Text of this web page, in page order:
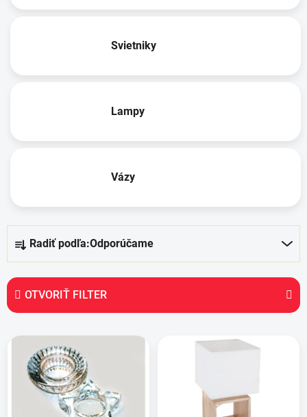
Svietniky
Lampy
Vázy
e
n
e
Radiť podľa:Odporúčame
OTVORIŤ FILTER
V